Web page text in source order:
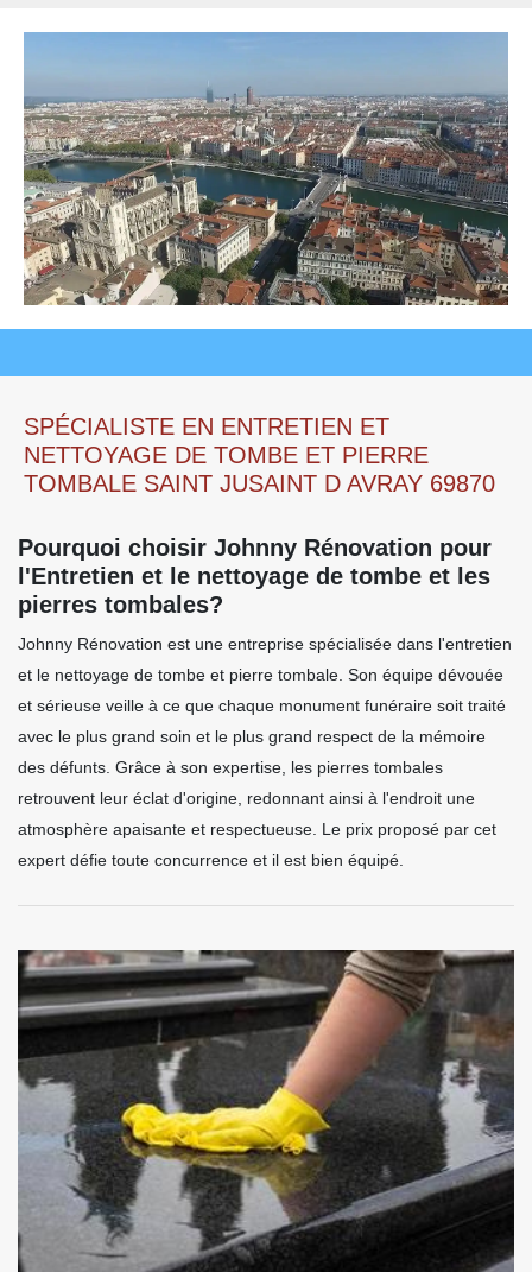
SPÉCIALISTE EN ENTRETIEN ET
NETTOYAGE DE TOMBE ET PIERRE
TOMBALE SAINT JUSAINT D AVRAY 69870
Pourquoi choisir Johnny Rénovation pour
l'Entretien et le nettoyage de tombe et les
pierres tombales?
Johnny Rénovation est une entreprise spécialisée dans l'entretien
et le nettoyage de tombe et pierre tombale. Son équipe dévouée
et sérieuse veille à ce que chaque monument funéraire soit traité
avec le plus grand soin et le plus grand respect de la mémoire
des défunts. Grâce à son expertise, les pierres tombales
retrouvent leur éclat d'origine, redonnant ainsi à l'endroit une
atmosphère apaisante et respectueuse. Le prix proposé par cet
expert défie toute concurrence et il est bien équipé.